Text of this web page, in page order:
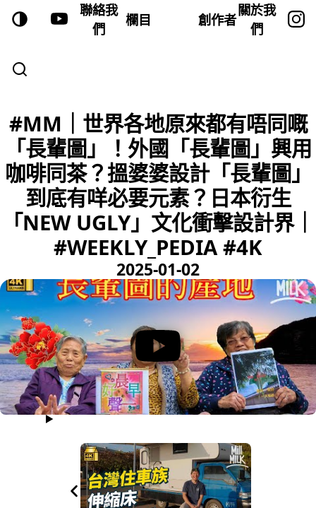
聯絡我
們
欄目 創作者
關於我
們
#MM｜世界各地原來都有唔同嘅
「長輩圖」！外國「長輩圖」興用
咖啡同茶？搵婆婆設計「長輩圖」
到底有咩必要元素？日本衍生
「NEW UGLY」文化衝擊設計界｜
#WEEKLY_PEDIA #4K
2025-01-02